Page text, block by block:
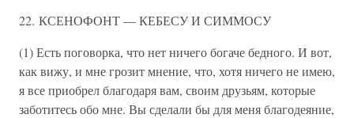
22. КСЕНОФОНТ — КЕБЕСУ И СИММОСУ
(1) Есть поговорка, что нет ничего богаче бедного. И вот,
как вижу, и мне грозит мнение, что, хотя ничего не имею,
я все приобрел благодаря вам, своим друзьям, которые
заботитесь обо мне. Вы сделали бы для меня благодеяние,